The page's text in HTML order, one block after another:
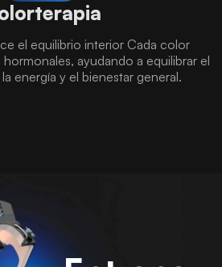
el equilibrio interior Cada color
hormonales, ayudando a equilibrar el
energía y el bienestar general.